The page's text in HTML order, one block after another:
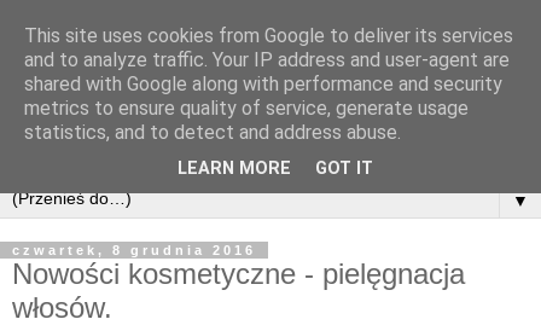
▼
czwartek, 8 grudnia 2016
Nowości kosmetyczne - pielęgnacja
włosów.
This site uses cookies from Google to deliver its services
and to analyze traffic. Your IP address and user-agent are
shared with Google along with performance and security
metrics to ensure quality of service, generate usage
statistics, and to detect and address abuse.
LEARN MORE GOT IT